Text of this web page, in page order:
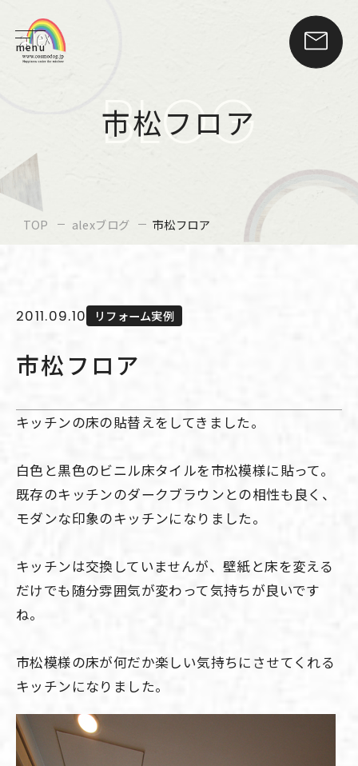
menu
BLOG
市松フロア
TOP alexブログ 市松フロア
2011.09.10 リフォーム実例
市松フロア
キッチンの床の貼替えをしてきました。
白色と黒色のビニル床タイルを市松模様に貼って。
既存のキッチンのダークブラウンとの相性も良く、
モダンな印象のキッチンになりました。
キッチンは交換していませんが、壁紙と床を変える
だけでも随分雰囲気が変わって気持ちが良いです
ね。
市松模様の床が何だか楽しい気持ちにさせてくれる
キッチンになりました。